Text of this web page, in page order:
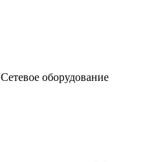
Сетевое оборудование